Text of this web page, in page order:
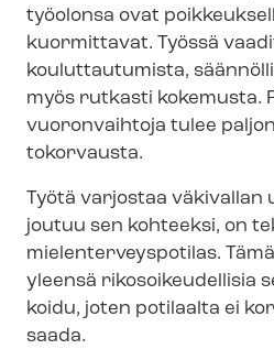
työolonsa ovat
kuormittavat. Työssä
kou­lut­tau­tu­mis­ta,
myös rutkasti kokemusta.
vuoronvaihtoja tulee
to­kor­vaus­ta.
Työtä varjostaa väkivallan
joutuu sen kohteeksi, on
mie­len­ter­veys­po­ti­las.
yleensä ri­ko­soi­keu­del­li­sia
koidu, joten potilaalta ei
saada.